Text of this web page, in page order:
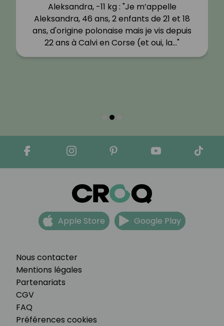
Aleksandra, -11 kg : "Je m’appelle
Aleksandra, 46 ans, 2 enfants de 21 et 18
ans, d'origine polonaise mais je vis depuis
22 ans à Calvi en Corse (et oui, la…"
Nous contacter
Mentions légales
Partenariats
CGV
FAQ
Préférences cookies
Apple Store Google Play